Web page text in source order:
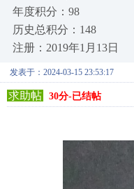
年度积分：98
历史总积分：148
注册：2019年1月13日
发表于：2024-03-15 23:53:17
求助帖 30分-已结帖